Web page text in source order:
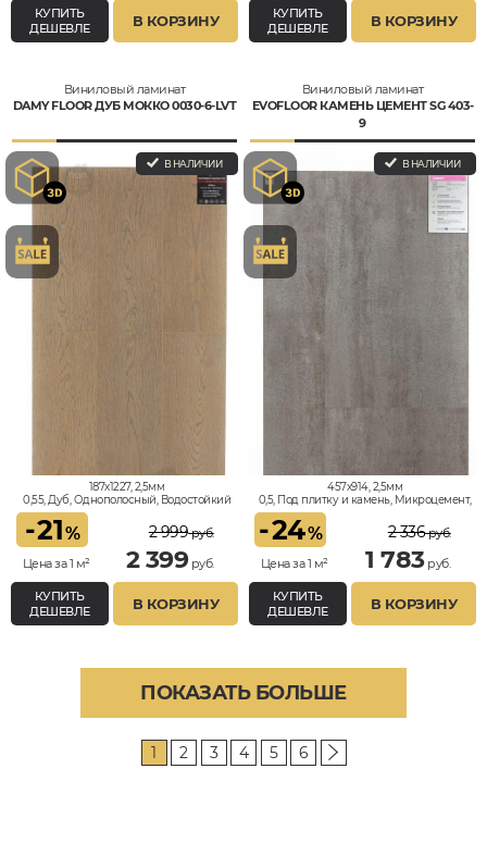
КУПИТЬ
ДЕШЕВЛЕ
В КОРЗИНУ
КУПИТЬ
ДЕШЕВЛЕ
В КОРЗИНУ
Виниловый ламинат
DAMY FLOOR ДУБ МОККО 0030-6-LVT
В НАЛИЧИИ
187x1227, 2,5мм
0,55, Дуб, Однополосный, Водостойкий
-21%
Цена за 1 м²
2 999руб.
2 399руб.
КУПИТЬ
ДЕШЕВЛЕ
В КОРЗИНУ
Виниловый ламинат
EVOFLOOR КАМЕНЬ ЦЕМЕНТ SG 403-
9
В НАЛИЧИИ
457x914, 2,5мм
0,5, Под плитку и камень, Микроцемент,
-24%
Цена за 1 м²
2 336руб.
1 783руб.
КУПИТЬ
ДЕШЕВЛЕ
В КОРЗИНУ
ПОКАЗАТЬ БОЛЬШЕ
1 2 3 4 5 6